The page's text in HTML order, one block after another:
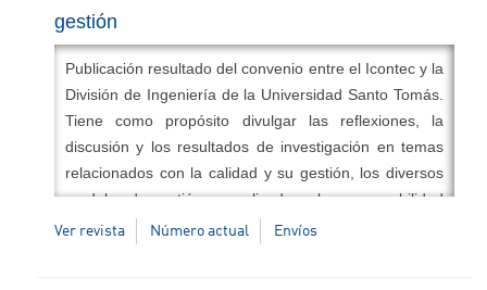
gestión
Publicación resultado del convenio entre el Icontec y la
División de Ingeniería de la Universidad Santo Tomás.
Tiene como propósito divulgar las reflexiones, la
discusión y los resultados de investigación en temas
relacionados con la calidad y su gestión, los diversos
modelos de gestión normalizados y la responsabilidad
social, así como experiencias referidas a la
Ver revista Número actual Envíos